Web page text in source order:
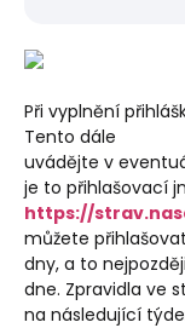
Při vyplnění
Tento dále
uvádějte v
je to přihlašovací
https://
můžete
dny, a to
dne. Zpravidla ve
na následující